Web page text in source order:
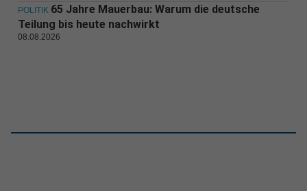
POLITIK 65 Jahre Mauerbau: Warum die deutsche
Teilung bis heute nachwirkt
08.08.2026